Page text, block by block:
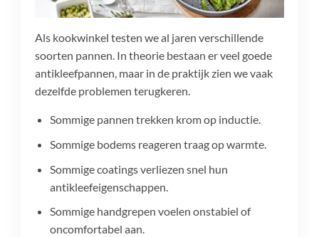
Als kookwinkel testen we al jaren verschillende
soorten pannen. In theorie bestaan er veel goede
antikleefpannen, maar in de praktijk zien we vaak
dezelfde problemen terugkeren.
Sommige pannen trekken krom op inductie.
Sommige bodems reageren traag op warmte.
Sommige coatings verliezen snel hun
antikleefeigenschappen.
Sommige handgrepen voelen onstabiel of
oncomfortabel aan.